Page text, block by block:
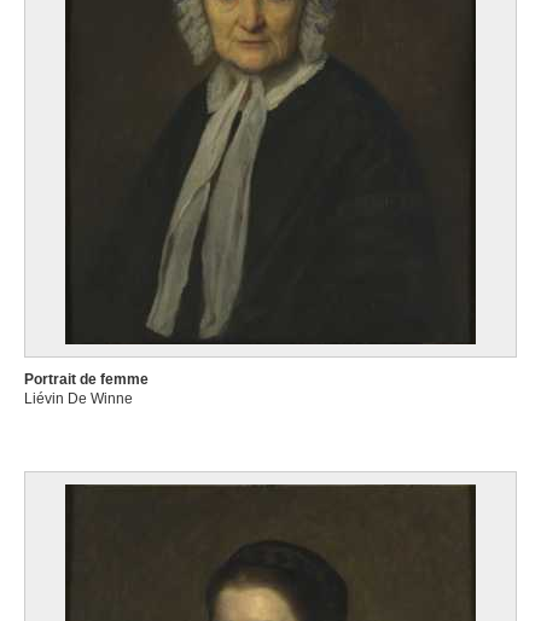
Portrait de femme
Liévin De Winne